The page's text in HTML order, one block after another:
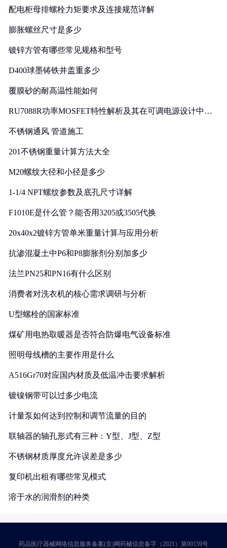
配电柜母排螺栓力矩要求及连接规范详解
膨胀螺丝尺寸是多少
镀锌方管有哪些常见规格和型号
D400球墨铸铁井盖重多少
覆膜砂的耐高温性能如何
RU7088R功率MOSFET特性解析及其在可调电源设计中的
不锈钢通风 管道施工
201不锈钢重量计算方法大全
M20螺纹大径和小径是多少
1-1/4 NPT螺纹参数及底孔尺寸详解
F1010E是什么管？能否用3205或3505代换
20x40x2镀锌方管单米重量计算与应用分析
抗渗混凝土中P6和P8膨胀剂分别加多少
法兰PN25和PN16有什么区别
消费者对洗衣机的核心需求调研与分析
U型螺栓的国家标准
煤矿用电热取暖器是否符合防爆电气设备标准
照明母线槽的主要作用是什么
A516Gr70对应国内材质及低温冲击要求解析
镀镍钢带可以过多少电流
计量泵如何达到控制和调节流量的目的
联轴器的轴孔形式有三种：Y型、J型、Z型
不锈钢材质厚度允许误差是多少
复印机出租有哪些常见模式
溶于水的润滑剂的种类
药品医疗器械网络信息服务备案(京)网药械信息备字（2021）第00159号